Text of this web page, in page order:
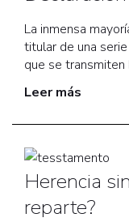
La inmensa
titular de una
que se transmiten
Leer más
Herencia
reparte?